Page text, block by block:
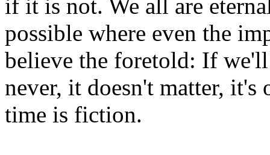
if it is not. We all are
possible where even the
believe the foretold: If
never, it doesn't matter,
time is fiction.